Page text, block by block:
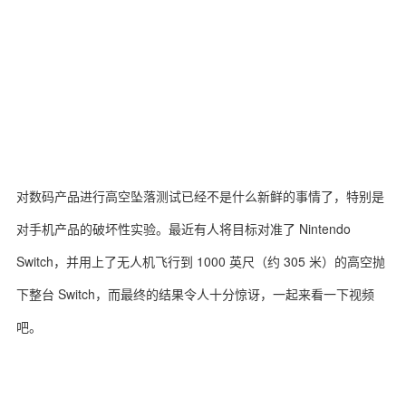
对数码产品进行高空坠落测试已经不是什么新鲜的事情了，特别是
对手机产品的破坏性实验。最近有人将目标对准了 Nintendo
Switch，并用上了无人机飞行到 1000 英尺（约 305 米）的高空抛
下整台 Switch，而最终的结果令人十分惊讶，一起来看一下视频
吧。